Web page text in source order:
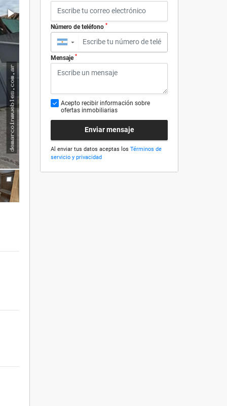
Número de teléfono *
▼
Mensaje *
Acepto recibir información sobre
ofertas inmobiliarias
Enviar mensaje
Al enviar tus datos aceptas los Términos de
servicio y privacidad